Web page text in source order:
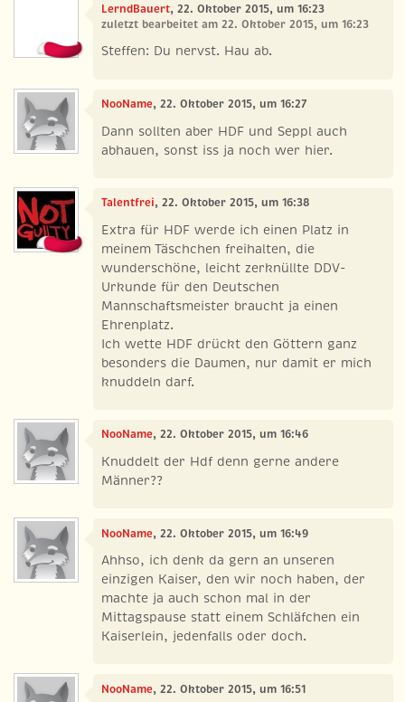
LerndBauert, 22. Oktober 2015, um 16:23
zuletzt bearbeitet am 22. Oktober 2015, um 16:23
Steffen: Du nervst. Hau ab.
NooName, 22. Oktober 2015, um 16:27
Dann sollten aber HDF und Seppl auch
abhauen, sonst iss ja noch wer hier.
Talentfrei, 22. Oktober 2015, um 16:38
Extra für HDF werde ich einen Platz in
meinem Täschchen freihalten, die
wunderschöne, leicht zerknüllte DDV-
Urkunde für den Deutschen
Mannschaftsmeister braucht ja einen
Ehrenplatz.
Ich wette HDF drückt den Göttern ganz
besonders die Daumen, nur damit er mich
knuddeln darf.
NooName, 22. Oktober 2015, um 16:46
Knuddelt der Hdf denn gerne andere
Männer??
NooName, 22. Oktober 2015, um 16:49
Ahhso, ich denk da gern an unseren
einzigen Kaiser, den wir noch haben, der
machte ja auch schon mal in der
Mittagspause statt einem Schläfchen ein
Kaiserlein, jedenfalls oder doch.
NooName, 22. Oktober 2015, um 16:51